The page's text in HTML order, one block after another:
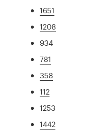
1651
1208
934
781
358
112
1253
1442